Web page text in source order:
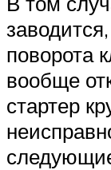
поворота
вообще
стартер